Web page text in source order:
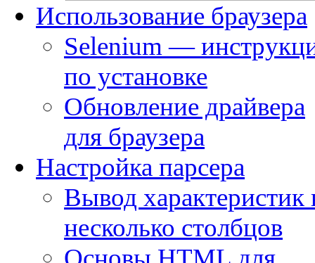
Использование браузера
Selenium —
по установке
Обновление драйвера
для браузера
Настройка парсера
Вывод характеристик
несколько столбцов